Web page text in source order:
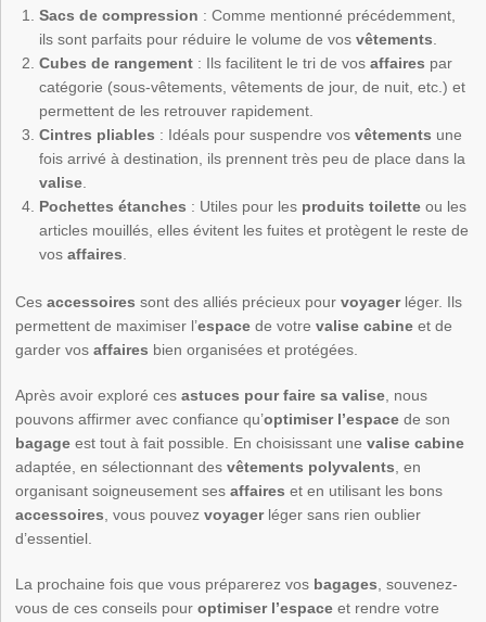
Sacs de compression : Comme mentionné précédemment,
ils sont parfaits pour réduire le volume de vosvêtements.
Cubes de rangement : Ils facilitent le tri de vosaffaires par
catégorie (sous-vêtements, vêtements de jour, de nuit, etc.) et
permettent de les retrouver rapidement.
Cintres pliables : Idéals pour suspendre vosvêtements une
fois arrivé à destination, ils prennent très peu de place dans la
valise.
Pochettes étanches : Utiles pour les produits toilette ou les
articles mouillés, elles évitent les fuites et protègent le reste de
vosaffaires.
Cesaccessoires sont des alliés précieux pourvoyagerléger. Ils
permettent de maximiser l’espace de votrevalise cabine et de
garder vosaffaires bien organisées et protégées.
Après avoir exploré cesastuces pour faire sa valise, nous
pouvons affirmer avec confiance qu’optimiser l’espace de son
bagage est tout à fait possible. En choisissant unevalise cabine
adaptée, en sélectionnant desvêtements polyvalents, en
organisant soigneusement sesaffaires et en utilisant les bons
accessoires, vous pouvezvoyagerléger sans rien oublier
d’essentiel.
La prochaine fois que vous préparerez vos bagages, souvenez-
vous de ces conseils pouroptimiser l’espace et rendre votre